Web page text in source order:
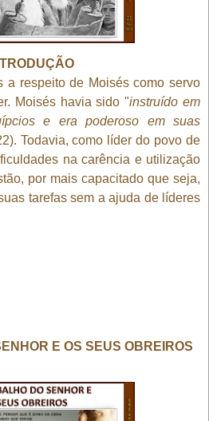
a respeito de Moisés como servo
Moisés havia sido "instruído em
e era poderoso em suas
Todavia, como líder do povo de
na carência e utilização
por mais capacitado que seja,
tarefas sem a ajuda de líderes
E OS SEUS OBREIROS